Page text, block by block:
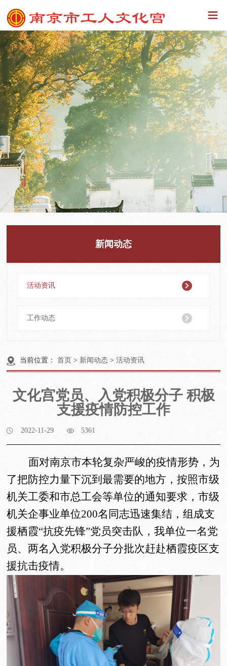
新闻动态
活动资讯
工作动态
当前位置：首页 > 新闻动态 >活动资讯
文化宫党员、入党积极分子 积极
支援疫情防控工作
2022-11-29 5361
面对南京市本轮复杂严峻的疫情形势 ， 为
了把防控力量下沉到最需要的地方，按照市级
机关工委和市总工会等单位的通知要求，市级
机关企事业单位200名同志迅速集结，组成支
援栖霞“抗疫先锋”党员突击队，我单位一名党
员、两名入党积极分子分批次赶赴栖霞疫区支
援抗击疫情。